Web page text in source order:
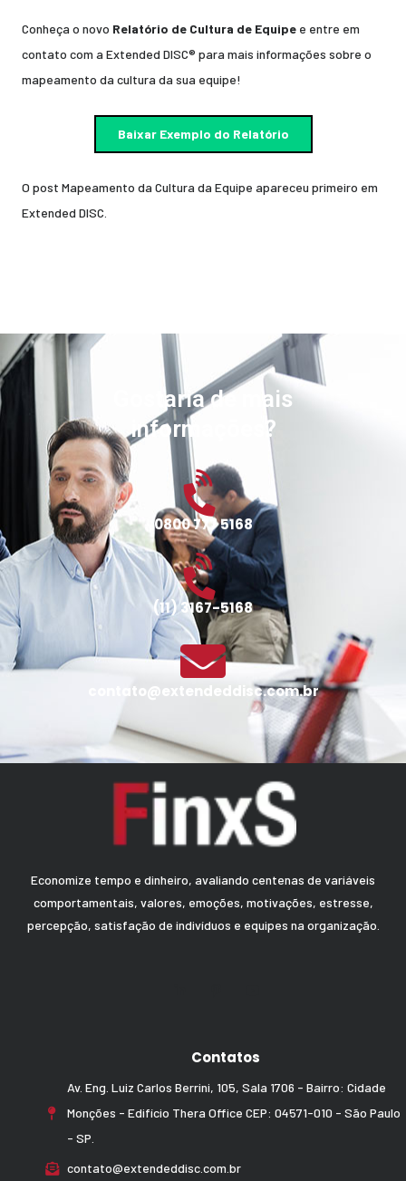
Conheça o novo Relatório de Cultura de Equipe e entre em
contato com a Extended DISC® para mais informações sobre o
mapeamento da cultura da sua equipe!
Baixar Exemplo do Relatório
O post Mapeamento da Cultura da Equipe apareceu primeiro em
Extended DISC
Gostaria de mais
informações?
0800 777 5168
(11) 3167-5168
contato@extendeddisc.com.br
Economize tempo e dinheiro, avaliando centenas de variáveis
comportamentais, valores, emoções, motivações, estresse,
percepção, satisfação de indivíduos e equipes na organização.
Contatos
Av. Eng. Luiz Carlos Berrini, 105, Sala 1706 - Bairro: Cidade
Monções - Edifício Thera Office CEP: 04571-010 - São Paulo
- SP.
contato@extendeddisc.com.br